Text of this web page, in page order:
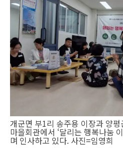
개군면 부1리 송주용 이장과 양
마을회관에서 ‘달리는 행복나눔
며 인사하고 있다. 사진=임영희